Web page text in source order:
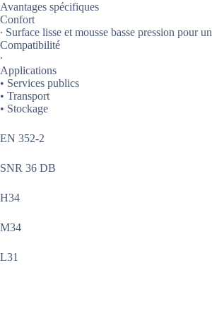
Avantages spécifiques
Confort
∙ Surface lisse et mousse basse pression pour
Compatibilité
∙
Applications
• Services publics
• Transport
• Stockage
EN 352-2
SNR 36 DB
H34
M34
L31